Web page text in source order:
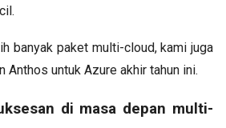
banyak paket multi-cloud, kami juga
Anthos untuk Azure akhir tahun ini.
di masa depan multi-